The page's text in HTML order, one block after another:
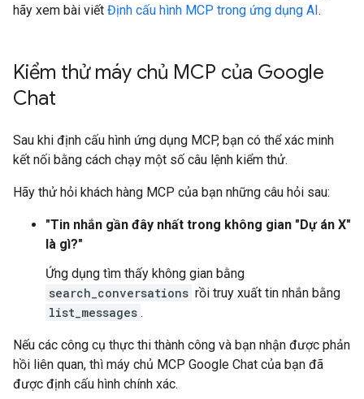
hãy xem bài viết Định cấu hình MCP trong ứng dụng AI.
Kiểm thử máy chủ MCP của Google
Chat
Sau khi định cấu hình ứng dụng MCP, bạn có thể xác minh
kết nối bằng cách chạy một số câu lệnh kiểm thử.
Hãy thử hỏi khách hàng MCP của bạn những câu hỏi sau:
"Tin nhắn gần đây nhất trong không gian "Dự án X"
là gì?"
Ứng dụng tìm thấy không gian bằng
search_conversations rồi truy xuất tin nhắn bằng
list_messages .
Nếu các công cụ thực thi thành công và bạn nhận được phản
hồi liên quan, thì máy chủ MCP Google Chat của bạn đã
được định cấu hình chính xác.